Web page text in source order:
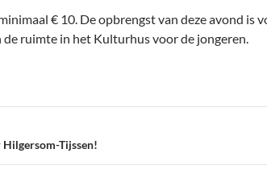
€ 10. De opbrengst van deze avond is
ruimte in het Kulturhus voor de jongeren.
Tijssen!